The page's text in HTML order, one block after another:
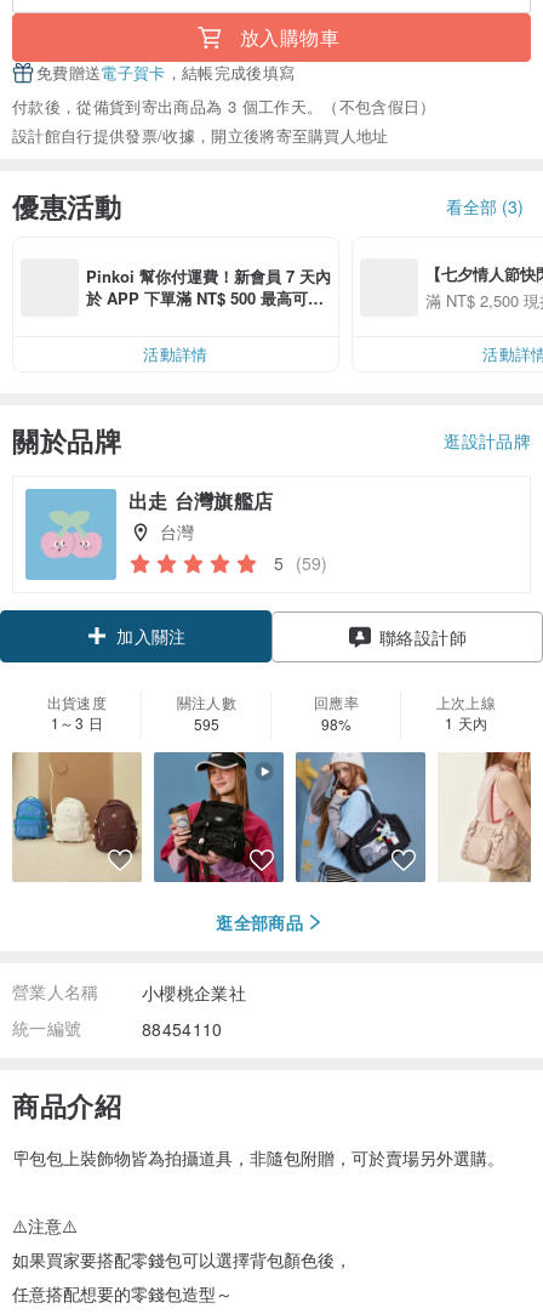
放入購物車
免費贈送電子賀卡 ，結帳完成後填寫
付款後，從備貨到寄出商品為 3 個工作天。（不包含假日）
設計館自行提供發票/收據，開立後將寄至購買人地址
優惠活動 看全部 (3)
Pinkoi 幫你付運費！新會員 7 天內
於 APP 下單滿 NT$ 500 最高可折
活動詳情
【七夕情人節
用 APP 購買任
00 現折 NT$100
滿 NT$ 2,500
活動詳
關於品牌 逛設計品牌
出走 台灣旗艦店
台灣
5 (59)
加入關注 聯絡設計師
出貨速度
1～3 日
關注人數
595
回應率
98%
上次上線
1 天內
逛全部商品
營業人名稱
小櫻桃企業社
統一編號
88454110
商品介紹
🪧包包上裝飾物皆為拍攝道具，非隨包附贈，可於賣場另外選購。
⚠️注意⚠️
如果買家要搭配零錢包可以選擇背包顏色後，
任意搭配想要的零錢包造型～